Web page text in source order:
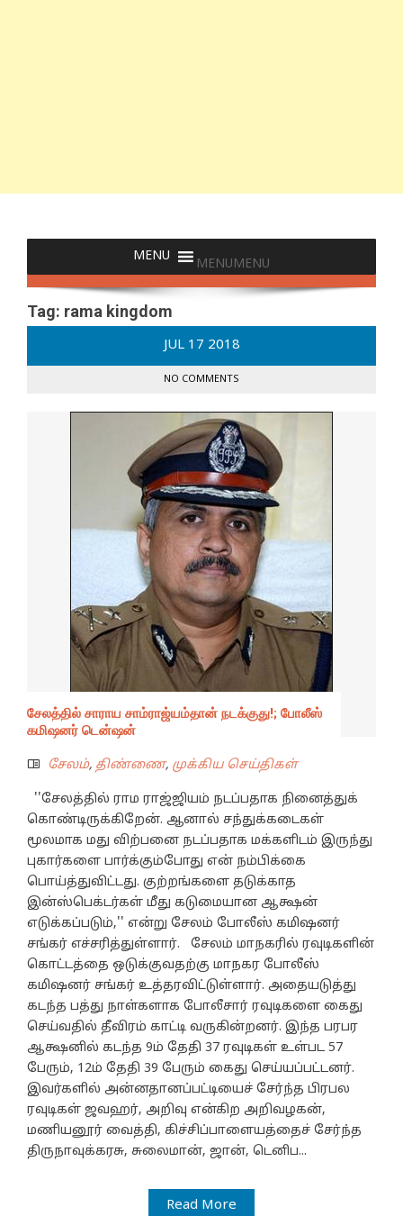
MENUMENU
Tag: rama kingdom
JUL 17 2018
NO COMMENTS
சேலத்தில் சாராய சாம்ராஜ்யம்தான் நடக்குது!; போலீஸ்
கமிஷனர் டென்ஷன்
சேலம், திண்ணை, முக்கிய செய்திகள்
''சேலத்தில் ராம ராஜ்ஜியம் நடப்பதாக நினைத்துக்
கொண்டிருக்கிறேன். ஆனால் சந்துக்கடைகள்
மூலமாக மது விற்பனை நடப்பதாக மக்களிடம் இருந்து
புகார்களை பார்க்கும்போது என் நம்பிக்கை
பொய்த்துவிட்டது. குற்றங்களை தடுக்காத
இன்ஸ்பெக்டர்கள் மீது கடுமையான ஆக்ஷன்
எடுக்கப்படும்,'' என்று சேலம் போலீஸ் கமிஷனர்
சங்கர் எச்சரித்துள்ளார். சேலம் மாநகரில் ரவுடிகளின்
கொட்டத்தை ஒடுக்குவதற்கு மாநகர போலீஸ்
கமிஷனர் சங்கர் உத்தரவிட்டுள்ளார். அதையடுத்து
கடந்த பத்து நாள்களாக போலீசார் ரவுடிகளை கைது
செய்வதில் தீவிரம் காட்டி வருகின்றனர். இந்த பரபர
ஆக்ஷனில் கடந்த 9ம் தேதி 37 ரவுடிகள் உள்பட 57
பேரும், 12ம் தேதி 39 பேரும் கைது செய்யப்பட்டனர்.
இவர்களில் அன்னதானப்பட்டியைச் சேர்ந்த பிரபல
ரவுடிகள் ஜவஹர், அறிவு என்கிற அறிவழகன்,
மணியனூர் வைத்தி, கிச்சிப்பாளையத்தைச் சேர்ந்த
திருநாவுக்கரசு, சுலைமான், ஜான், டெனிப...
Read More